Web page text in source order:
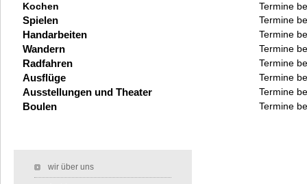
Kochen Termine
Spielen Termine
Handarbeiten Termine
Wandern Termine
Radfahren Termine
Ausflüge Termine
Ausstellungen und Theater Termine
Boulen Termine
wir über uns